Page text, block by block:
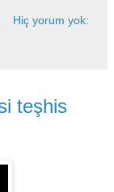
Hiç yorum yok:
teşhis